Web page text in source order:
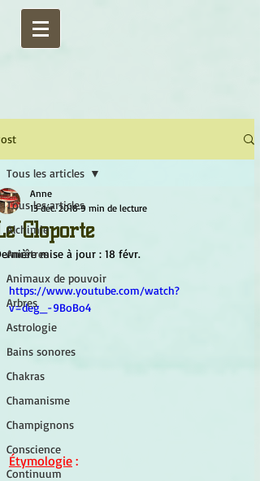
Tous les articles
Alchimie
Ancêtres
Animaux de pouvoir
Arbres
Astrologie
Bains sonores
Chakras
Chamanisme
Champignons
Conscience
Continuum
Tous les articles
Cloporte
Anne
13 déc. 2018 9 min de lecture
mise à jour : 18 févr.
https://www.youtube.com/watch?
v=deg_-9BoBo4
Étymologie :